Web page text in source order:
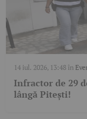
14 iul. 2026, 13:48în
Infractor de 29
lângă Pitești!